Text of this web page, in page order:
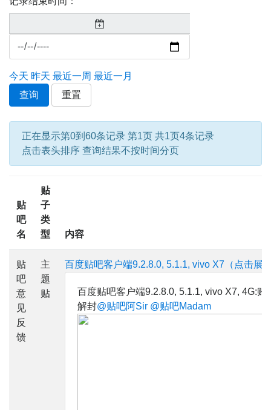
今天 昨天 最近一周 最近一月
查询
重置
正在显示第0到60条记录 第1页 共1页4条记录
点击表头排序 查询结果不按时间分页
贴
吧
名
贴
子
类
型
内容
贴
吧
意
见
反
馈
主
题
贴
百度贴吧客户端9.2.8.0, 5.1.1, vivo X7（点击展
百度贴吧客户端9.2.8.0, 5.1.1, vivo X7, 4G:账
解封@贴吧阿Sir @贴吧Madam